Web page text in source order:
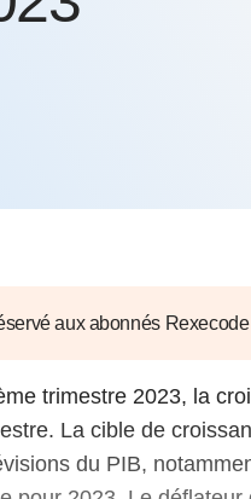
tous les thèmes
toute la presse
aux abonnés Rexecode
trimestre 2023, la
La cible de
du PIB,